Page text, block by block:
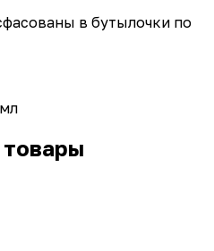
в бутылочки по